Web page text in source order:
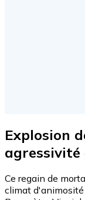
Explosion
Ce regain de
climat d'animosité